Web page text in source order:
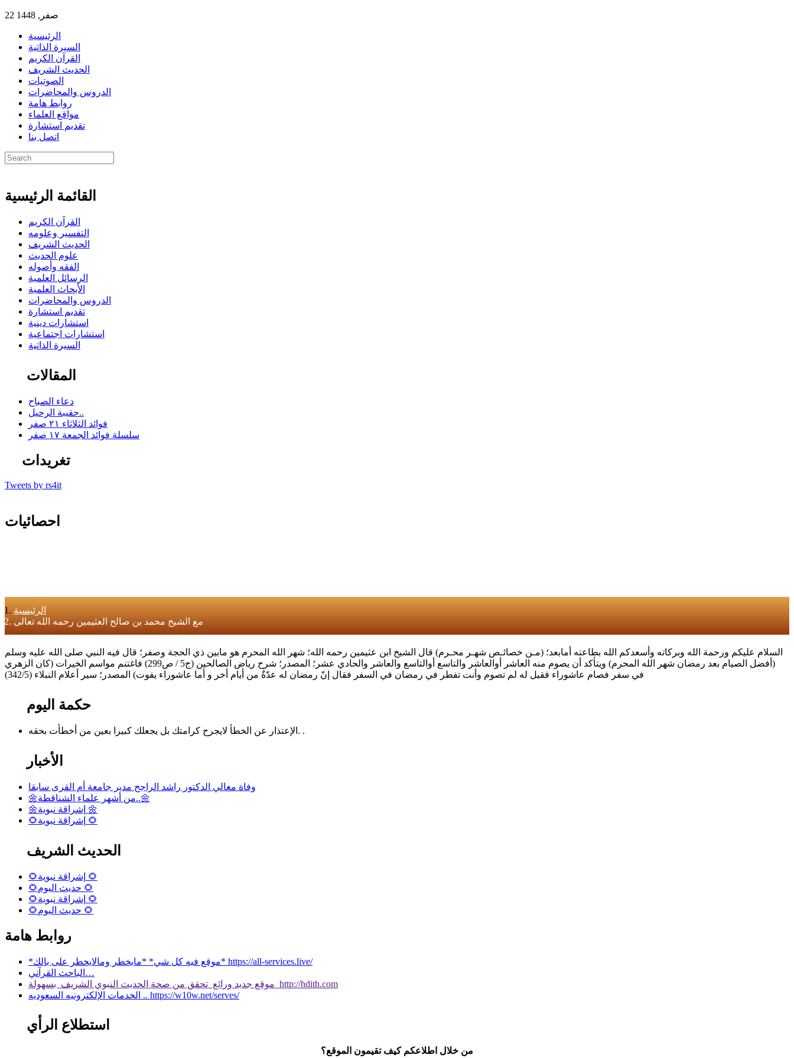
22 صفر, 1448
الرئيسية
السيرة الذاتية
القرآن الكريم
الحديث الشريف
الصوتيات
الدروس والمحاضرات
روابط هامة
مواقع العلماء
تقديم استشارة
اتصل بنا
القائمة الرئيسية
القرآن الكريم
التفسير وعلومه
الحديث الشريف
علوم الحديث
الفقه وأصوله
الرسائل العلمية
الأبحاث العلمية
الدروس والمحاضرات
تقديم استشارة
استشارات دينية
استشارات اجتماعية
السيرة الذاتية
المقالات
دعاء الصباح
حقيبة الرحيل..
فوائد الثلاثاء ٢١ صفر
سلسلة فوائد الجمعة ١٧ صفر
تغريدات
Tweets by rs4it
احصائيات
الرئيسية
مع الشيخ محمد بن صالح العثيمين رحمه الله تعالى
السلام عليكم ورحمة الله وبركاته وأسعدكم الله بطاعته أمابعد؛ (مـن خصائـص شهـر محـرم) قال الشيخ ابن عثيمين رحمه الله؛ شهر الله المحرم هو مابين ذي الحجة وصفر؛ قال فيه النبي صلى الله عليه وسلم
(أفضل الصيام بعد رمضان شهر الله المحرم) ويتأكد أن يصوم منه العاشر أوالعاشر والتاسع أوالتاسع والعاشر والحادي عشر؛ المصدر؛ شرح رياض الصالحين (ج5 / ص299) فاغتنم مواسم الخيرات (كان الزهري
في سفر فصام عاشوراء فقيل له لم تصوم وأنت تفطر في رمضان في السفر فقال إنّ رمضان له عدّةٌ من أيام أخر و أما عاشوراء يفوت) المصدر؛ سير أعلام النبلاء (342/5)
حكمة اليوم
الإعتذار عن الخطأ لايجرح كرامتك بل يجعلك كبيرا بعين من أخطأت بحقه. .
الأخبار
وفاة معالي الدكتور راشد الراجح مدير جامعة أم القرى سابقا
🌼من أشهر علماء الشناقطة..🌼
🌼إشراقة نبوية 🌼
🌻إشراقة نبوية 🌻
الحديث الشريف
🌻إشراقة نبوية 🌻
🌻حديث اليوم 🌻
🌻إشراقة نبوية 🌻
🌻حديث اليوم 🌻
روابط هامة
*موقع فيه كل شي* *مايخطر ومالايخطر على بالك* https://all-services.live/
الباحث القرآني…
موقع جديد ورائع تحقق من صحة الحديث النبوي الشريف بسهولة http://hdith.com
الخدمات الإلكترونيه السعوديه .. https://w10w.net/serves/
استطلاع الرأي
من خلال اطلاعكم كيف تقيمون الموقع؟